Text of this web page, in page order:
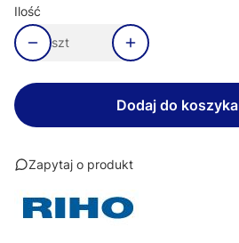
Ilość
szt
Dodaj do koszyka
Zapytaj o produkt